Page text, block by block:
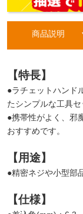
商品説明
【特長】
●ラチェットハンド
たシンプルな工具セ
●携帯性がよく、邪
おすすめです。
【用途】
●精密ネジや小型部
【仕様】